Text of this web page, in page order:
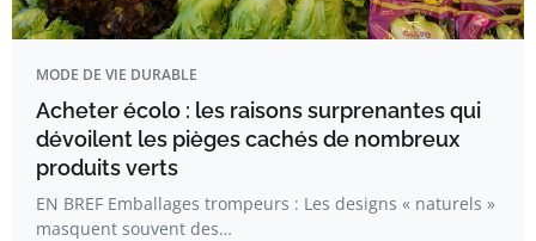
MODE DE VIE DURABLE
Acheter écolo : les raisons surprenantes qui
dévoilent les pièges cachés de nombreux
produits verts
EN BREF Emballages trompeurs : Les designs « naturels »
masquent souvent des…